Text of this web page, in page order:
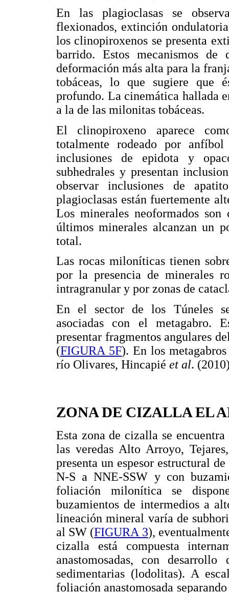
En las plagioclasas se
flexionados, extinción
los clinopiroxenos se presenta
barrido. Estos mecanismos de
deformación más alta para la
tobáceas, lo que sugiere que
profundo. La cinemática hallada
a la de las milonitas tobáceas.
El clinopiroxeno aparece
totalmente rodeado por
inclusiones de epidota y
subhedrales y presentan
observar inclusiones de
plagioclasas están fuertemente
Los minerales neoformados
últimos minerales alcanzan un
total.
Las rocas miloníticas tienen
por la presencia de minerales
intragranular y por zonas de
En el sector de los Túneles
asociadas con el metagabro.
presentar fragmentos angulares
(FIGURA 5F). En los
río Olivares, Hincapié et al.
ZONA DE CIZALLA EL
Esta zona de cizalla se
las veredas Alto Arroyo,
presenta un espesor estructural
N-S a NNE-SSW y con
foliación milonítica se
buzamientos de intermedios a
lineación mineral varía de
al SW (FIGURA 3),
cizalla está compuesta
anastomosadas, con
sedimentarias (lodolitas). A
foliación anastomosada